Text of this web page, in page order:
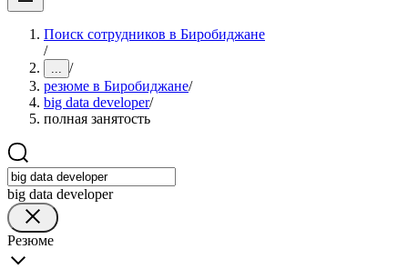
Поиск сотрудников в Биробиджане
/
... /
резюме в Биробиджане/
big data developer/
полная занятость
big data developer
Резюме